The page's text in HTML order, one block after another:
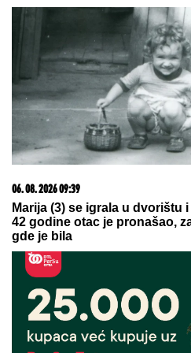
06. 08. 2026 09:39
Marija (3) se igrala u dvorištu
42 godine otac je pronašao,
gde je bila